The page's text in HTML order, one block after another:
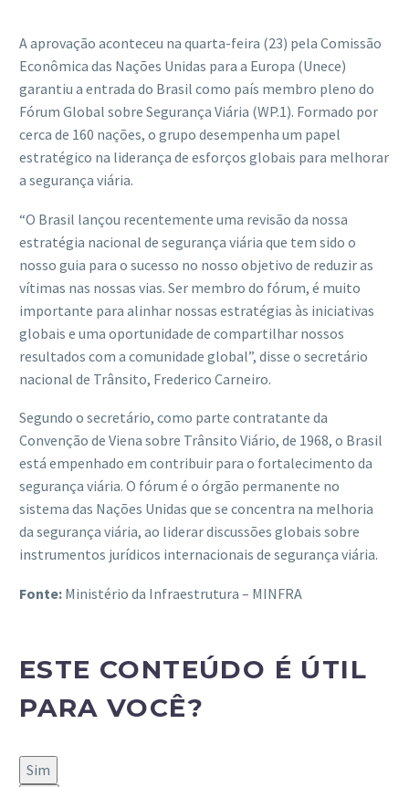
A aprovação aconteceu na quarta-feira (23) pela Comissão
Econômica das Nações Unidas para a Europa (Unece)
garantiu a entrada do Brasil como país membro pleno do
Fórum Global sobre Segurança Viária (WP.1). Formado por
cerca de 160 nações, o grupo desempenha um papel
estratégico na liderança de esforços globais para melhorar
a segurança viária.
“O Brasil lançou recentemente uma revisão da nossa
estratégia nacional de segurança viária que tem sido o
nosso guia para o sucesso no nosso objetivo de reduzir as
vítimas nas nossas vias. Ser membro do fórum, é muito
importante para alinhar nossas estratégias às iniciativas
globais e uma oportunidade de compartilhar nossos
resultados com a comunidade global”, disse o secretário
nacional de Trânsito, Frederico Carneiro.
Segundo o secretário, como parte contratante da
Convenção de Viena sobre Trânsito Viário, de 1968, o Brasil
está empenhado em contribuir para o fortalecimento da
segurança viária. O fórum é o órgão permanente no
sistema das Nações Unidas que se concentra na melhoria
da segurança viária, ao liderar discussões globais sobre
instrumentos jurídicos internacionais de segurança viária.
Fonte: Ministério da Infraestrutura – MINFRA
ESTE CONTEÚDO É ÚTIL
PARA VOCÊ?
Sim